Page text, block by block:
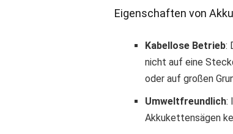
Eigenschaften von
Kabellose Betrieb:
nicht auf eine
oder auf großen
Umweltfreundlich:
Akkukettensägen